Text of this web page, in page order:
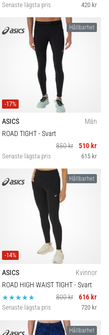
Senaste lägsta pris 420 kr
Hållbarhet
-17%
ASICS
Män
ROAD TIGHT- Svart
850 kr
510 kr
Senaste lägsta pris 615 kr
Hållbarhet
-14%
ASICS
Kvinnor
ROAD HIGH WAIST TIGHT- Svart
800 kr
616 kr
Senaste lägsta pris 720 kr
Hållbarhet